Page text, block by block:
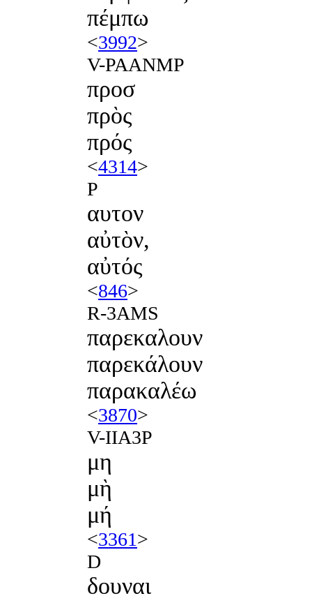
πέμπω
<3992>
V-PAANMP
προσ
πρὸς
πρός
<4314>
P
αυτον
αὐτὸν,
αὐτός
<846>
R-3AMS
παρεκαλουν
παρεκάλουν
παρακαλέω
<3870>
V-IIA3P
μη
μὴ
μή
<3361>
D
δουναι